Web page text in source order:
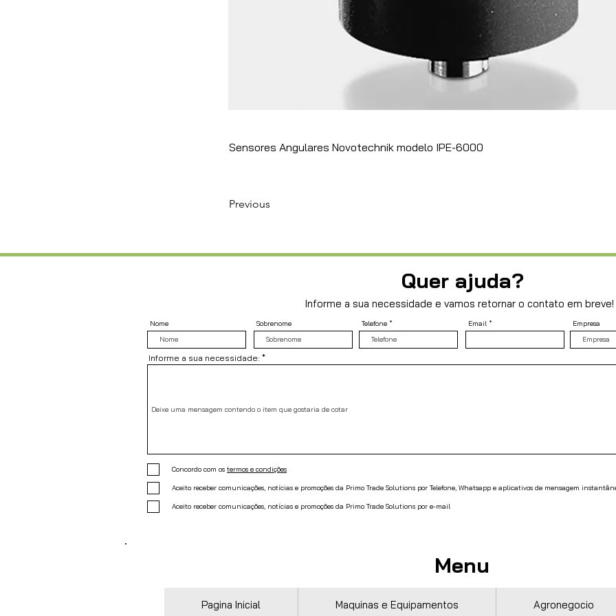
Sensores Angulares Novotechnik modelo IPE-6000
Previous
Quer ajuda?
Informe a sua necessidade e vamos retornar o contato em breve!
Nome Sobrenome Telefone Email Empresa
Informe a sua necessidade:
Concordo com os termos e condições
Aceito receber comunicações, notícias e promoções da Primo Trade Solutions por Telefone, Whatsapp e aplicativos de mensagem
Aceito receber comunicações, notícias e promoções da Primo Trade Solutions por e-mail
Menu
Pagina Inicial Maquinas e Equipamentos Agronegocio